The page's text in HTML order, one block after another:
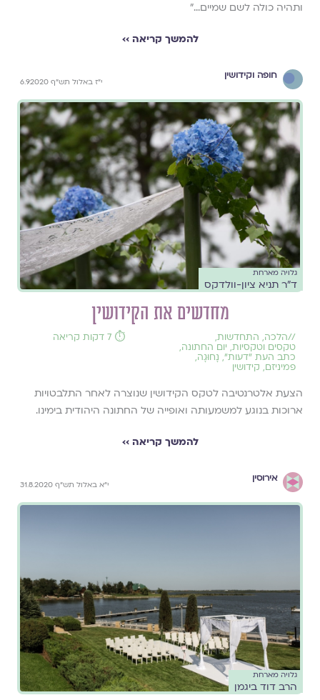
ותהיה כולה לשם שמיים...״
להמשך קריאה ››
חופה וקידושין
י"ז באלול תש"ף 6.9.2020
גלויה מארחת
ד"ר תניא ציון-וולדקס
מחדשים את הקידושין
//הלכה, התחדשות,
טקסים וטקסיות, יום החתונה,
כתב העת ״דעות״, נָחוּגָה,
פמיניזם, קידושין
⏱️ 7 דקות קריאה
הצעת אלטרנטיבה לטקס הקידושין שנוצרה לאחר התלבטויות
ארוכות בנוגע למשמעותה ואופייה של החתונה היהודית בימינו.
להמשך קריאה ››
אירוסין
י"א באלול תש"ף 31.8.2020
גלויה מארחת
הרב דוד ביגמן